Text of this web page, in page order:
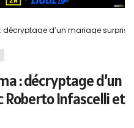
décryptage d’un mariage
: décryptage d’un
Infascelli et